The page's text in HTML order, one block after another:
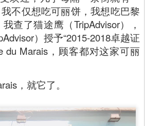
不仅想吃可丽饼，我想吃巴黎
查了猫途鹰（TripAdvisor），
）授予“2015-2018卓越证
du Marais，顾客都对这家可丽
，就它了。